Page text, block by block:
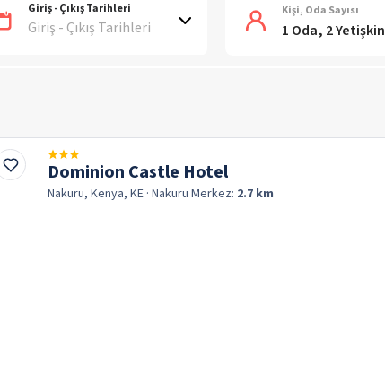
Giriş - Çıkış Tarihleri
Giriş - Çıkış Tarihleri
Kişi, Oda Sayısı
1 Oda, 2 Yetişkin
Dominion Castle Hotel
Nakuru, Kenya, KE · Nakuru Merkez: 2.7 km